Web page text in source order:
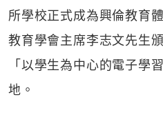
所學校正式成為興倫教育
教育學會主席李志文先生
「以學生為中心的電子學
地。